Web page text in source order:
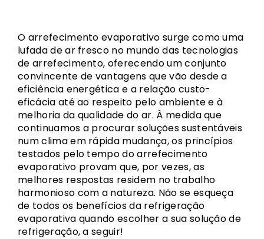
O arrefecimento evaporativo surge como uma
lufada de ar fresco no mundo das tecnologias
de arrefecimento, oferecendo um conjunto
convincente de vantagens que vão desde a
eficiência energética e a relação custo-
eficácia até ao respeito pelo ambiente e à
melhoria da qualidade do ar. À medida que
continuamos a procurar soluções sustentáveis
num clima em rápida mudança, os princípios
testados pelo tempo do arrefecimento
evaporativo provam que, por vezes, as
melhores respostas residem no trabalho
harmonioso com a natureza. Não se esqueça
de todos os benefícios da refrigeração
evaporativa quando escolher a sua solução de
refrigeração, a seguir!